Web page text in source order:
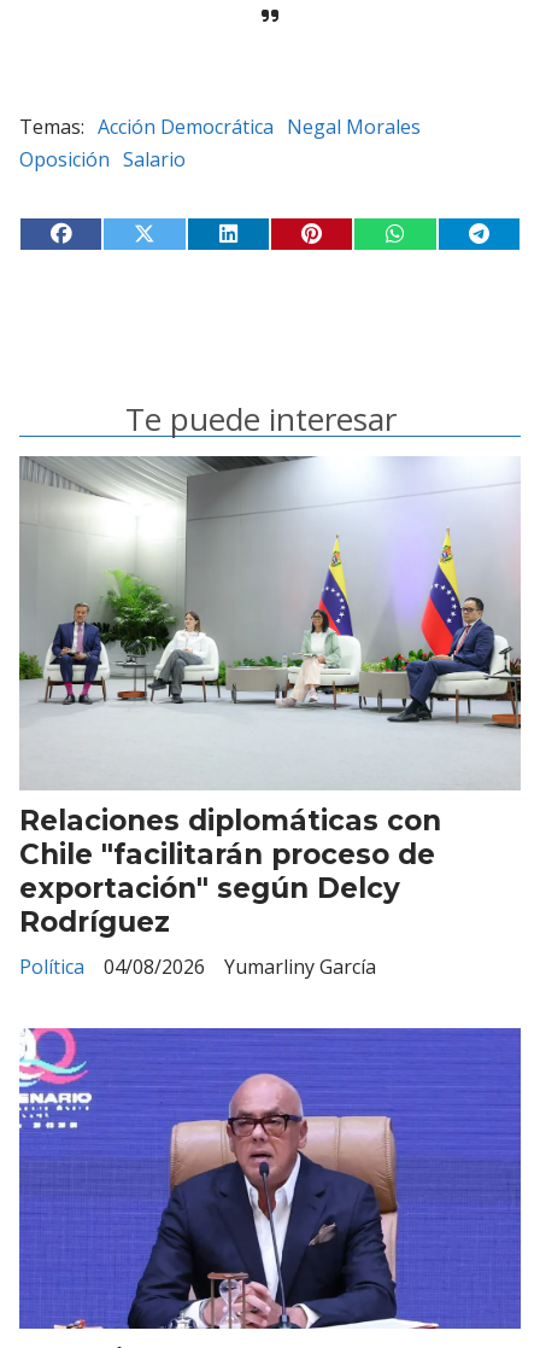
Acción Democrática Negal Morales
Oposición Salario
Te puede interesar
Relaciones diplomáticas con
Chile "facilitarán proceso de
exportación" según Delcy
Rodríguez
Yumarliny García
Política 04/08/2026